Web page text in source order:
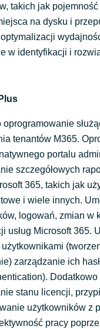
takich jak
na dysku i
w identyfikacji i
tenantów M365.
portalu
szczegółowych
365, takich jak
i wiele innych.
logowań, zmian w
usług Microsoft 365.
zarządzanie ich
stanu licencji,
użytkowników z
pracy